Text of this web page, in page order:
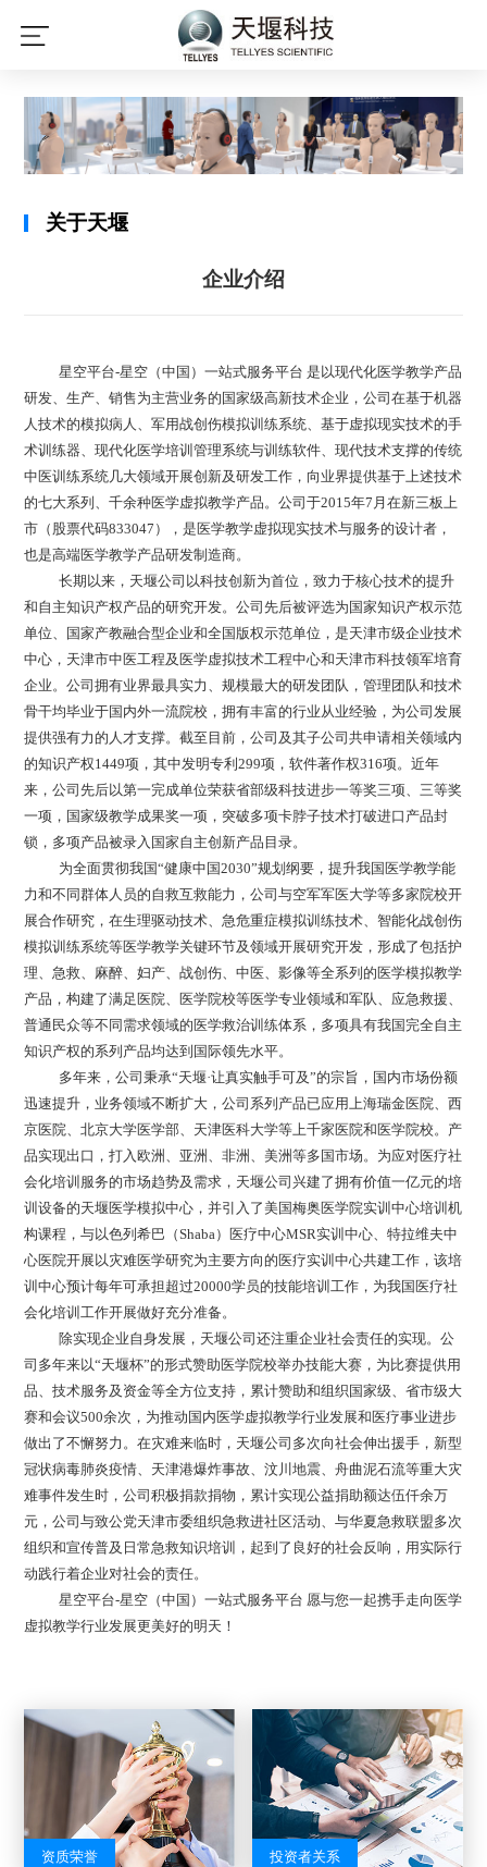
关于天堰
企业介绍
星空平台-星空（中国）一站式服务平台 是以现代化医学教学产品
研发、生产、销售为主营业务的国家级高新技术企业，公司在基于机器
人技术的模拟病人、军用战创伤模拟训练系统、基于虚拟现实技术的手
术训练器、现代化医学培训管理系统与训练软件、现代技术支撑的传统
中医训练系统几大领域开展创新及研发工作，向业界提供基于上述技术
的七大系列、千余种医学虚拟教学产品。公司于2015年7 月在新三板上
市（股票代码833047 ），是医学教学虚拟现实技术与服务的设计者，
也是高端医学教学产品研发制造商。
长期以来，天堰公司以科技创新为首位，致力于核心技术的提升
和自主知识产权产品的研究开发。公司先后被评选为国家知识产权示范
单位、国家产教融合型企业和全国版权示范单位，是天津市级企业技术
中心，天津市中医工程及医学虚拟技术工程中心和天津市科技领军培育
企业。公司拥有业界最具实力、规模最大的研发团队，管理团队和技术
骨干均毕业于国内外一流院校，拥有丰富的行业从业经验，为公司发展
提供强有力的人才支撑。截至目前，公司及其子公司共申请相关领域内
的知识产权1449项，其中发明专利299项，软件著作权316项。近年
来，公司先后以第一完成单位荣获省部级科技进步一等奖三项、三等奖
一项，国家级教学成果奖一项，突破多项卡脖子技术打破进口产品封
锁，多项产品被录入国家自主创新产品目录。
为全面贯彻我国“健康中国2030”规划纲要，提升我国医学教学能
力和不同群体人员的自救互救能力，公司与空军军医大学等多家院校开
展合作研究，在生理驱动技术、急危重症模拟训练技术、智能化战创伤
模拟训练系统等医学教学关键环节及领域开展研究开发，形成了包括护
理、急救、麻醉、妇产、战创伤、中医、影像等全系列的医学模拟教学
产品，构建了满足医院、医学院校等医学专业领域和军队、应急救援、
普通民众等不同需求领域的医学救治训练体系，多项具有我国完全自主
知识产权的系列产品均达到国际领先水平。
多年来，公司秉承“天堰·让真实触手可及”的宗旨，国内市场份额
迅速提升，业务领域不断扩大，公司系列产品已应用上海瑞金医院、西
京医院、北京大学医学部、天津医科大学等上千家医院和医学院校。产
品实现出口，打入欧洲、亚洲、非洲、美洲等多国市场。为应对医疗社
会化培训服务的市场趋势及需求，天堰公司兴建了拥有价值一亿元的培
训设备的天堰医学模拟中心，并引入了美国梅奥医学院实训中心培训机
构课程，与以色列希巴（Shaba）医疗中心MSR实训中心、特拉维夫中
心医院开展以灾难医学研究为主要方向的医疗实训中心共建工作，该培
训中心预计每年可承担超过20000学员的技能培训工作，为我国医疗社
会化培训工作开展做好充分准备。
除实现企业自身发展，天堰公司还注重企业社会责任的实现。公
司多年来以“天堰杯”的形式赞助医学院校举办技能大赛，为比赛提供用
品、技术服务及资金等全方位支持，累计赞助和组织国家级、省市级大
赛和会议500余次，为推动国内医学虚拟教学行业发展和医疗事业进步
做出了不懈努力。在灾难来临时，天堰公司多次向社会伸出援手，新型
冠状病毒肺炎疫情、天津港爆炸事故、汶川地震、舟曲泥石流等重大灾
难事件发生时，公司积极捐款捐物，累计实现公益捐助额达伍仟余万
元，公司与致公党天津市委组织急救进社区活动、与华夏急救联盟多次
组织和宣传普及日常急救知识培训，起到了良好的社会反响，用实际行
动践行着企业对社会的责任。
星空平台-星空（中国）一站式服务平台 愿与您一起携手走向医学
虚拟教学行业发展更美好的明天！
资质荣誉 投资者关系